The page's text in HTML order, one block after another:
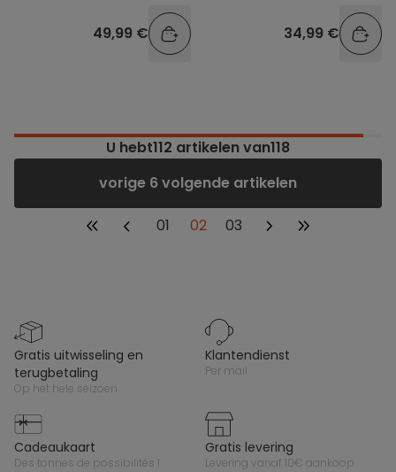
49,99 € 34,99 €
U hebt112 artikelen van118
vorige 6 volgende artikelen
01 02 03
gratis uitwisseling en
terugbetaling
op het hele seizoen
klantendienst
per mail
cadeaukaart
des tonnes de possibilités !
gratis levering
levering vanaf 10€ aankoop